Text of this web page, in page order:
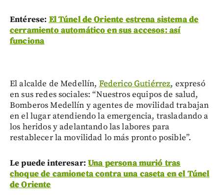
Entérese: El Túnel de Oriente estrena sistema de
cerramiento automático en sus accesos: así
funciona
El alcalde de Medellín, Federico Gutiérrez, expresó
en sus redes sociales: “Nuestros equipos de salud,
Bomberos Medellín y agentes de movilidad trabajan
en el lugar atendiendo la emergencia, trasladando a
los heridos y adelantando las labores para
restablecer la movilidad lo más pronto posible”.
Le puede interesar: Una persona murió tras
choque de camioneta contra una caseta en el Túnel
de Oriente